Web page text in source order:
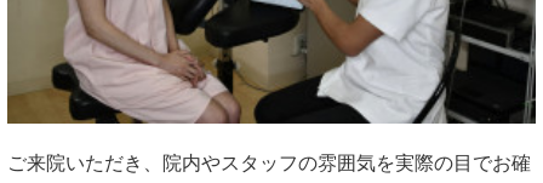
ご来院いただき、院内やスタッフの雰囲気を実際の目でお確